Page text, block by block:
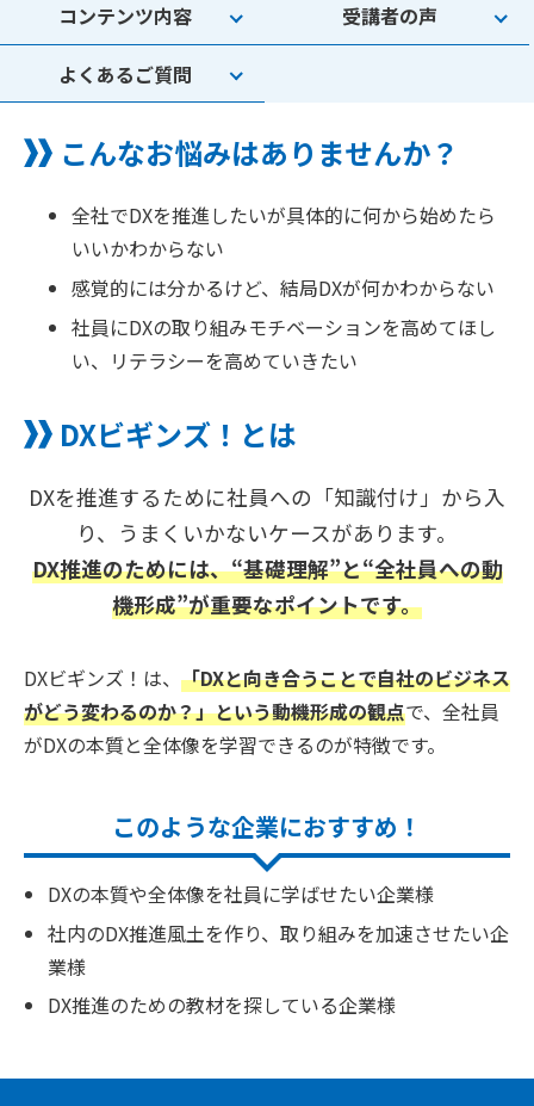
コンテンツ内容 受講者の声
よくあるご質問
こんなお悩みはありませんか？
全社でDXを推進したいが具体的に何から始めたら
いいかわからない
感覚的には分かるけど、結局DXが何かわからない
社員にDXの取り組みモチベーションを高めてほし
い、リテラシーを高めていきたい
DXビギンズ！とは
DXを推進するために社員への「知識付け」から入
り、うまくいかないケースがあります。
DX推進のためには、“基礎理解”と“全社員への動
機形成”が重要なポイントです。
DXビギンズ！は、 「DXと向き合うことで自社のビジネス
がどう変わるのか？」という動機形成の観点で、全社員
がDXの本質と全体像を学習できるのが特徴です。
このような企業におすすめ！
DXの本質や全体像を社員に学ばせたい企業様
社内のDX推進風土を作り、取り組みを加速させたい企
業様
DX推進のための教材を探している企業様